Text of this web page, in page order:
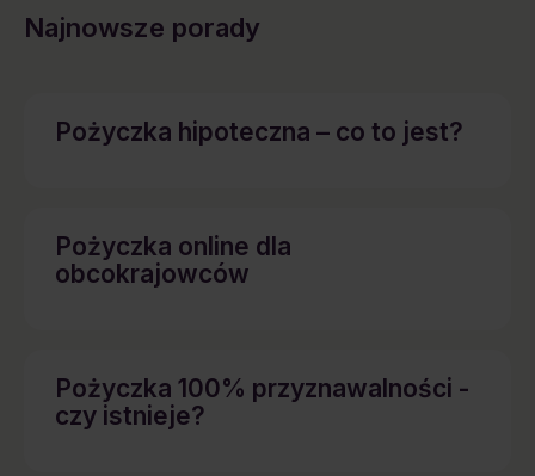
Najnowsze porady
Pożyczka hipoteczna – co to jest?
Pożyczka online dla
obcokrajowców
Pożyczka 100% przyznawalności -
czy istnieje?